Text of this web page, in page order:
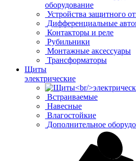
оборудование
Устройства защитного
Дифференциальные
Контакторы и реле
Рубильники
Монтажные аксессуары
Трансформаторы
Щиты
электрические
Встраиваемые
Навесные
Влагостойкие
Дополнительное